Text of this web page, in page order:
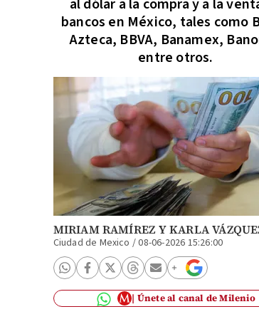
al dólar a la compra y a la
bancos en México, tales como
Azteca, BBVA, Banamex,
entre otros.
MIRIAM RAMÍREZ YKARLA
Ciudad de Mexico /08-06-2026 15:26:00
Únete al canal de Milenio